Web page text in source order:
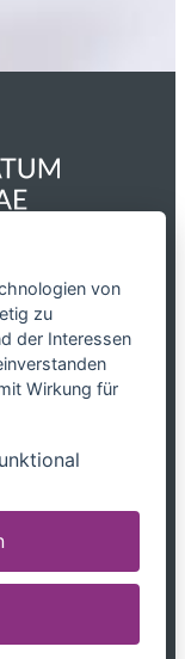
von
zu
der Interessen
Wirkung für